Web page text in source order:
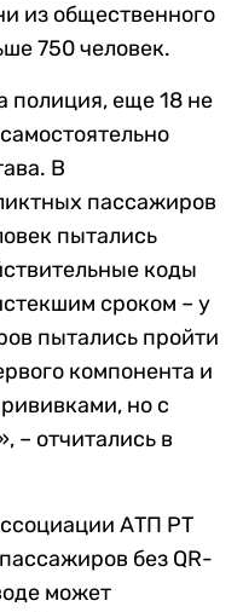
из общественного
750 человек.
полиция, еще 18 не
В
пассажиров
пытались
коды
сроком – у
пытались пройти
компонента и
но с
– отчитались в
АТП РТ
без QR-
может